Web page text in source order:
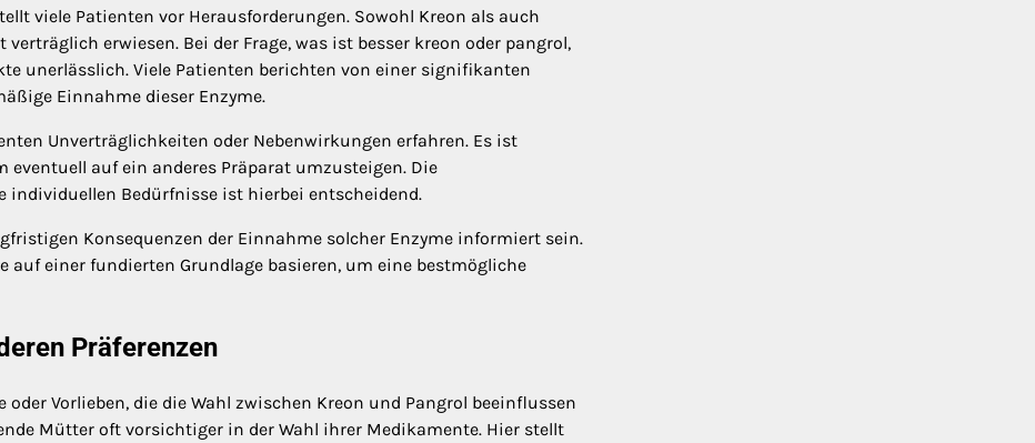
viele Patienten vor Herausforderungen. Sowohl Kreon als auch
erwiesen. Bei der Frage, was ist besser kreon oder pangrol,
unerlässlich. Viele Patienten berichten von einer signifikanten
Einnahme dieser Enzyme.
Unverträglichkeiten oder Nebenwirkungen erfahren. Es ist
eventuell auf ein anderes Präparat umzusteigen. Die
individuellen Bedürfnisse ist hierbei entscheidend.
Konsequenzen der Einnahme solcher Enzyme informiert sein.
auf einer fundierten Grundlage basieren, um eine bestmögliche
Präferenzen
Vorlieben, die die Wahl zwischen Kreon und Pangrol beeinflussen
Mütter oft vorsichtiger in der Wahl ihrer Medikamente. Hier stellt